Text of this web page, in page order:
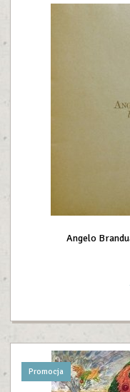
Angelo
Promocja